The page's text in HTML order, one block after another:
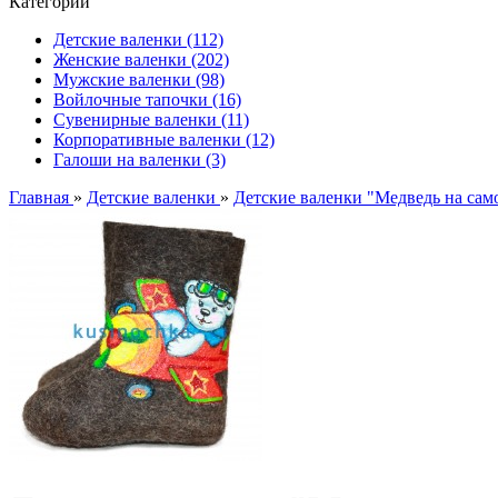
Детские валенки (112)
Женские валенки (202)
Мужские валенки (98)
Войлочные тапочки (16)
Сувенирные валенки (11)
Корпоративные валенки (12)
Галоши на валенки (3)
Главная » Детские валенки » Детские валенки "Медведь на